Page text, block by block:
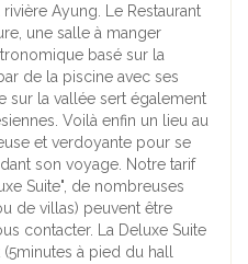
Ayung. Le Restaurant
une salle à manger
basé sur la
de la piscine avec ses
sur la vallée sert également
Voilà enfin un lieu au
et verdoyante pour se
son voyage. Notre tarif
Suite", de nombreuses
de villas) peuvent être
contacter. La Deluxe Suite
à pied du hall